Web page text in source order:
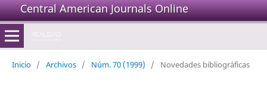
Central American Journals Online
Inicio / Archivos / Núm. 70 (1999) / Novedades bibliográficas